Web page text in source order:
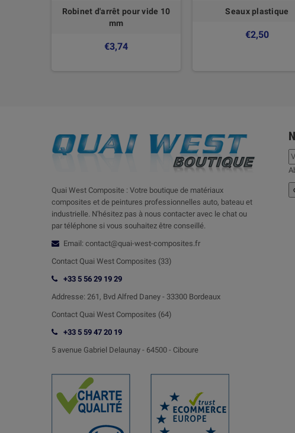
Robinet d'arrêt pour vide 10
mm
€3,74
Seaux plastique
€2,50
Quai West Composite : Votre boutique de matériaux
composites et de peintures professionnelles auto, bateau et
industrielle. N'hésitez pas à nous contacter avec le chat ou
par téléphone si vous souhaitez être conseillé.
Email: contact@quai-west-composites.fr
Contact Quai West Composites (33)
+33 5 56 29 19 29
Addresse: 261, Bvd Alfred Daney - 33300 Bordeaux
Contact Quai West Composites (64)
+33 5 59 47 20 19
5 avenue Gabriel Delaunay - 64500 - Ciboure